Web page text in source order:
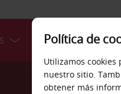
COCHES
Política de
Utilizamos
nuestro sitio.
obtener más